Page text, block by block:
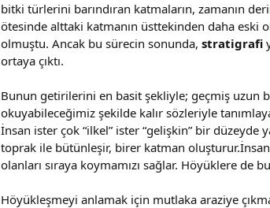
bitki türlerini barındıran katmaların, zamanın
ötesinde alttaki katmanın üsttekinden daha eski
olmuştu. Ancak bu sürecin sonunda, stratigrafi
ortaya çıktı.
Bunun getirilerini en basit şekliyle; geçmiş uzun
okuyabileceğimiz şekilde kalır sözleriyle
İnsan ister çok “ilkel” ister “gelişkin” bir düzeyde
toprak ile bütünleşir, birer katman
olanları sıraya koymamızı sağlar. Höyüklere de
Höyükleşmeyi anlamak için mutlaka araziye